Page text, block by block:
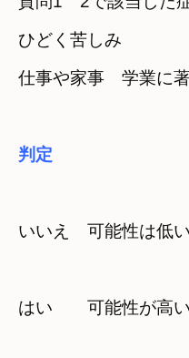
ひどく苦しみ
仕事や家事　学業に
判定
いいえ　可能性は低い
はい　　可能性が高い